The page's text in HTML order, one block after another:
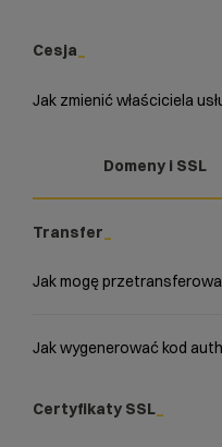
Cesja
Jak zmienić właściciela
Domeny i SSL
Transfer
Jak mogę
Jak wygenerować kod
Certyfikaty SSL